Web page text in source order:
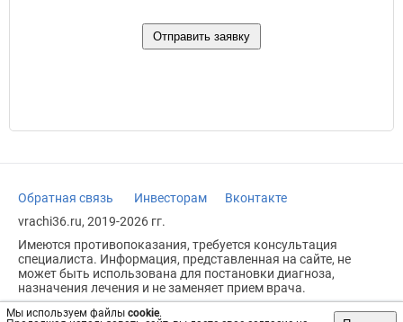
Мы используем файлы cookie.
Обратная связь Инвесторам
Вконтакте
vrachi36.ru, 2019-2026 гг.
Имеются противопоказания, требуется консультация
специалиста. Информация, представленная на сайте, не
может быть использована для постановки диагноза,
назначения лечения и не заменяет прием врача.
Возрастное ограничение: 18+